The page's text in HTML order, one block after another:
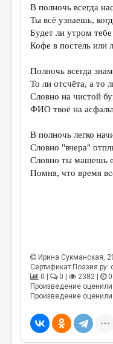
НОВОСТИ
ПРАВИЛА САЙТА
ИЗБРАННОЕ
ДАЙДЖЕСТ
ПЕРЕВОДЫ
КОНКУРСЫ
ОБЪЯВЛЕНИЯ
КОЛОНКА РЕДАКТОРА
РЕДКОЛЛЕГИЯ
ОТ РЕДАКЦИИ
В полночь всегда
Ты всё узнаешь,
Будет ли утром тебе
Кофе в постель или
Полночь всегда
То ли отсчёта, а то
Словно на чистой
ФИО твоё на
В полночь легко
Словно "вчера"
Словно ты машешь
Помня, что время
Ирина Сукманская,
Сертификат
0 |
0 | 2382 |
Произведение оценили
Произведение оценили